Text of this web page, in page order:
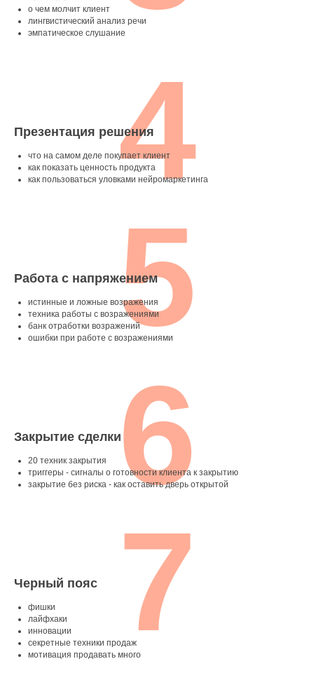
о чем молчит клиент
лингвистический анализ речи
эмпатическое слушание
Презентация решения
что на самом деле покупает клиент
как показать ценность продукта
как пользоваться уловками нейромаркетинга
4
Работа с напряжением
истинные и ложные возражения
техника работы с возражениями
банк отработки возражений
ошибки при работе с возражениями
5
Закрытие сделки
20 техник закрытия
триггеры - сигналы о готовности клиента к закрытию
закрытие без риска - как оставить дверь открытой
6
Черный пояс
фишки
лайфхаки
инновации
секретные техники продаж
мотивация продавать много7